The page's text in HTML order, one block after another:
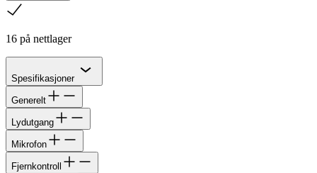
16 på nettlager
Spesifikasjoner
Generelt
Lydutgang
Mikrofon
Fjernkontroll